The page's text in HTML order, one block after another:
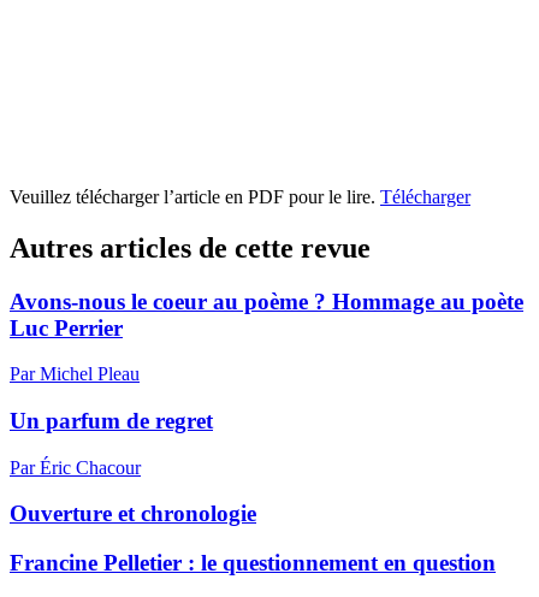
Veuillez télécharger l’article en PDF pour le lire. Télécharger
Autres articles de cette revue
Avons-nous le coeur au poème ? Hommage au poète
Luc Perrier
Par Michel Pleau
Un parfum de regret
Par Éric Chacour
Ouverture et chronologie
Francine Pelletier : le questionnement en question